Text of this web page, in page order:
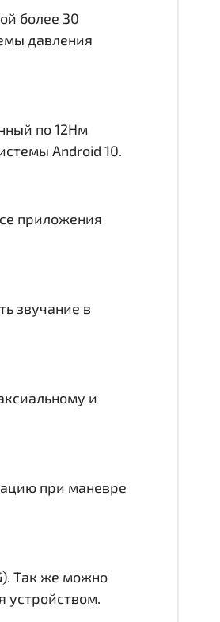
более 30
давления
по 12Нм
Android 10.
приложения
звучание в
и
при маневре
Так же можно
устройством.